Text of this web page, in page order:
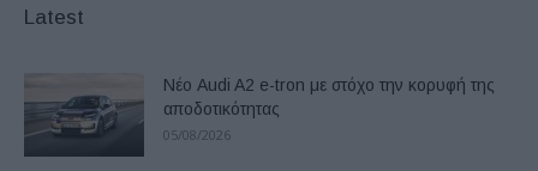
Latest
Νέο Audi A2 e-tron με στόχο την κορυφή της
αποδοτικότητας
05/08/2026